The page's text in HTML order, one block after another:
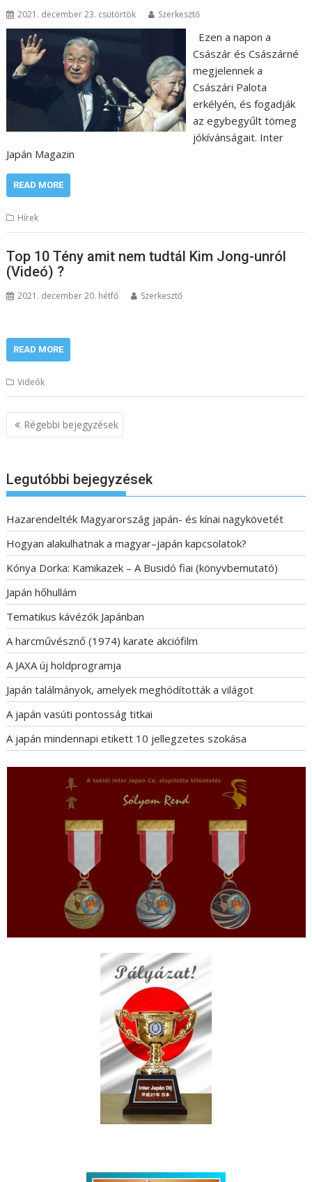
2021. december 23. csütörtök Szerkesztő
Ezen a napon a
Császár és Császárné
megjelennek a
Császári Palota
erkélyén, és fogadják
az egybegyűlt tömeg
jókívánságait. Inter
Japán Magazin
READ MORE
Hírek
Top 10 Tény amit nem tudtál Kim Jong-unról
(Videó) ?
2021. december 20. hétfő Szerkesztő
READ MORE
Videók
B
e
e
g
y
z
é
s
n
a
v
i
g
á
c
i
ó
Régebbi bejegyzések
Legutóbbi bejegyzések
Hazarendelték Magyarország japán- és kínai nagykövetét
Hogyan alakulhatnak a magyar–japán kapcsolatok?
Kónya Dorka: Kamikazek – A Busidó fiai (könyvbemutató)
Japán hőhullám
Tematikus kávézók Japánban
A harcművésznő (1974) karate akciófilm
A JAXA új holdprogramja
Japán találmányok, amelyek meghódították a világot
A japán vasúti pontosság titkai
A japán mindennapi etikett 10 jellegzetes szokása